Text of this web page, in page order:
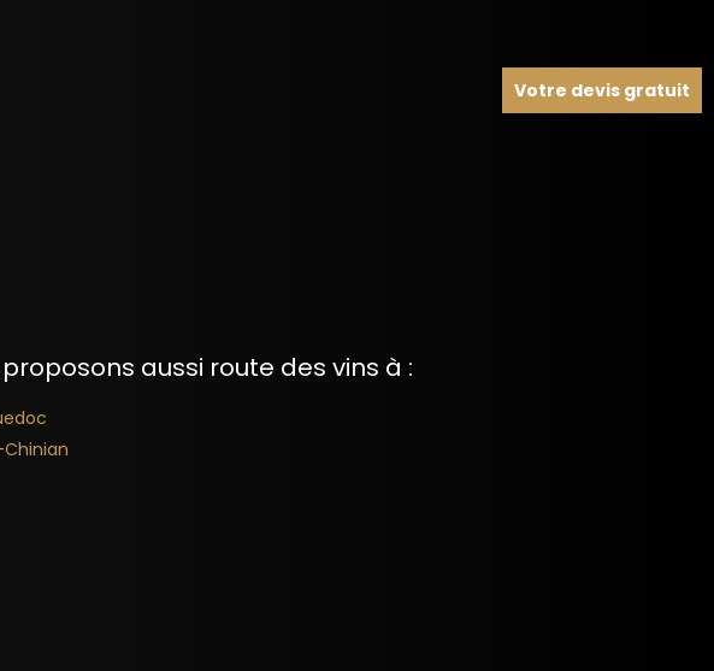
aussi route des vins à :
Votre devis gratuit